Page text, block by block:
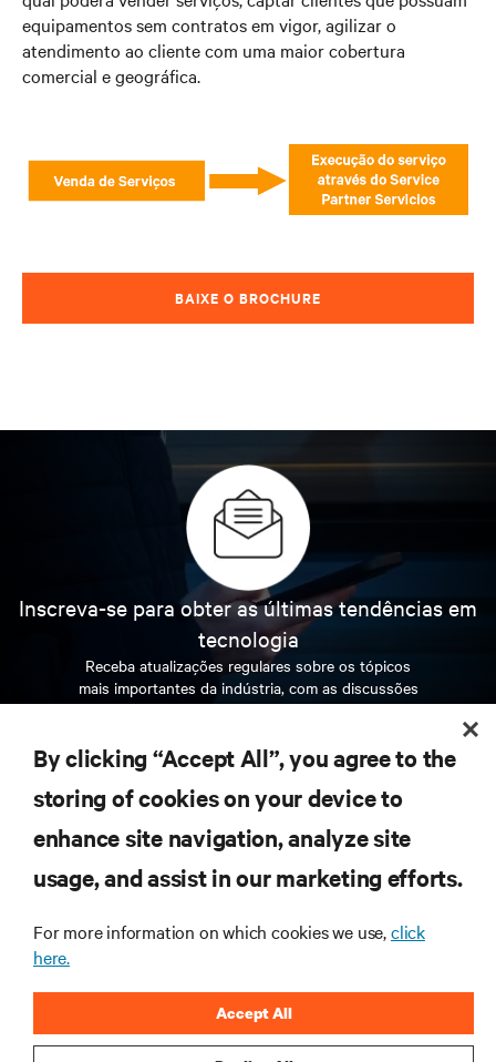
equipamentos sem contratos em vigor, agilizar o
atendimento ao cliente com uma maior cobertura
comercial e geográfica.
BAIXE O BROCHURE
Inscreva-se para obter as últimas tendências em
tecnologia
Receba atualizações regulares sobre os tópicos
mais importantes da indústria, com as discussões
mais recentes e insights de especialistas sobre
RECURSOS
SUPORTE
CORPORATIVO
By clicking “Accept All”, you agree to the
storing of cookies on your device to
enhance site navigation, analyze site
usage, and assist in our marketing efforts.
For more information on which cookies we use,click
here.
Accept All